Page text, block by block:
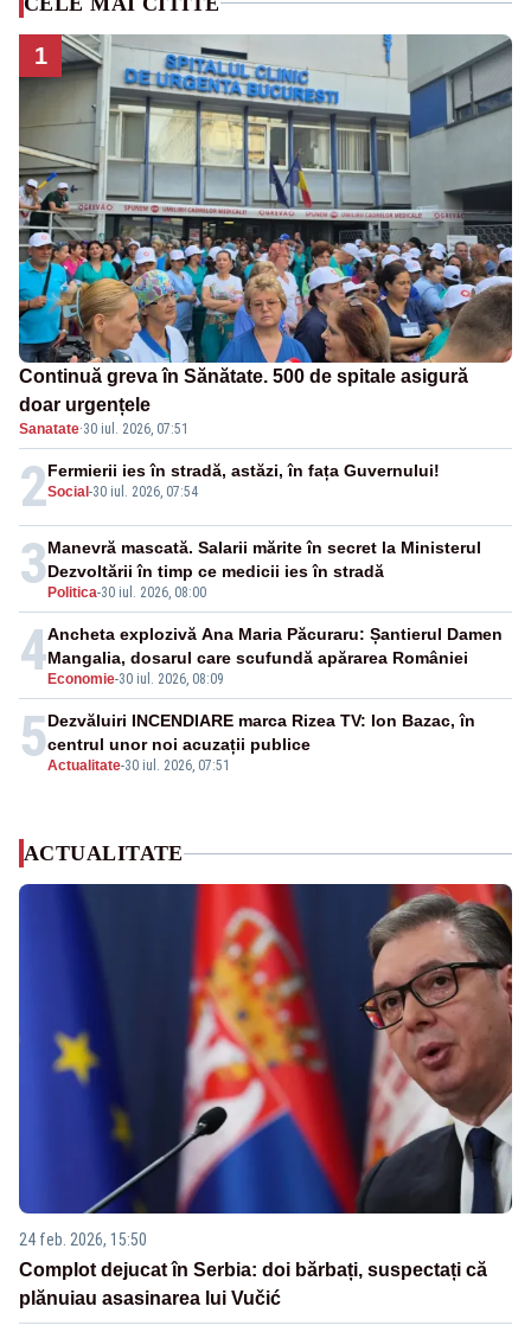
1
Continuă greva în Sănătate. 500 de spitale asigură
doar urgențele
Sanatate·30 iul. 2026, 07:51
2Social -30 iul. 2026, 07:54
Fermierii ies în stradă, astăzi, în fața Guvernului!
3 Politica-30 iul. 2026, 08:00
Manevră mascată. Salarii mărite în secret la Ministerul
Dezvoltării în timp ce medicii ies în stradă
4 Economie-30 iul. 2026, 08:09
Ancheta explozivă Ana Maria Păcuraru: Șantierul Damen
Mangalia, dosarul care scufundă apărarea României
5Actualitate-30 iul. 2026, 07:51
Dezvăluiri INCENDIARE marca Rizea TV: Ion Bazac, în
centrul unor noi acuzații publice
ACTUALITATE
24 feb. 2026, 15:50
Complot dejucat în Serbia: doi bărbați, suspectați că
plănuiau asasinarea lui Vučić